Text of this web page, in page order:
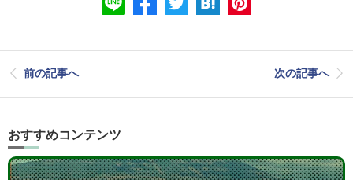
前の記事へ 次の記事へ
おすすめコンテンツ